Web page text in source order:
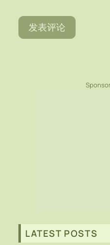
LATEST POSTS